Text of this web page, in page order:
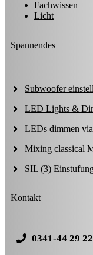
Fachwissen
Licht
Spannendes
Subwoofer
LED Lights &
LEDs dimmen
Mixing classical
SIL (3)
Kontakt
0341-44 29